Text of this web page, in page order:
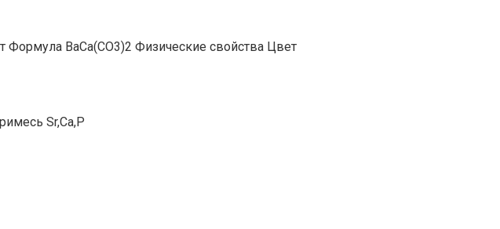
BaCa(CO3)2 Физические свойства Цвет
Sr,Ca,P